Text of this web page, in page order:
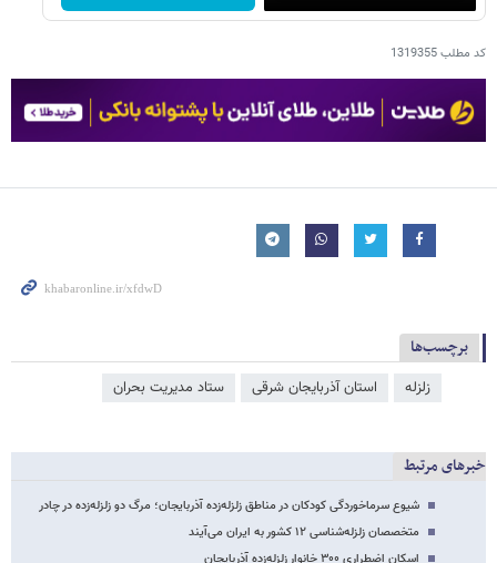
کد مطلب1319355
برچسب‌ها
زلزله استان آذربایجان شرقی ستاد مدیریت بحران
خبرهای مرتبط
شیوع سرماخوردگی کودکان در مناطق زلزله‌زده آذربایجان؛ مرگ دو زلزله‌زده در چادر
متخصصان زلزله‌شناسی ١٢ کشور به ایران می‌آیند
اسکان اضطراری ۳۰۰ خانوار زلزله‌زده آذربایجان